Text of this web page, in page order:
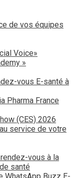
de vos équipes
Voice»
»
vous E-santé à
Pharma France
(CES) 2026
service de votre
rendez-vous à la
santé